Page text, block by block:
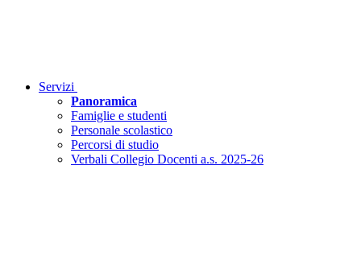
Servizi
Panoramica
Famiglie e studenti
Personale scolastico
Percorsi di studio
Verbali Collegio Docenti a.s. 2025-26